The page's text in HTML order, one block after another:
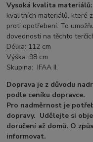
Vysoká kvalita materiálů:
kvalitních materiálů, které
proti opotřebení. To
dovednosti na těchto
Délka: 112 cm
Výška: 98 cm
Skupina: IFAA II.
Doprava je z důvodu
podle ceníku dopravce.
Pro nadměrnost je
dopravy. Udělejte si
doručení až domů. O
informovat.